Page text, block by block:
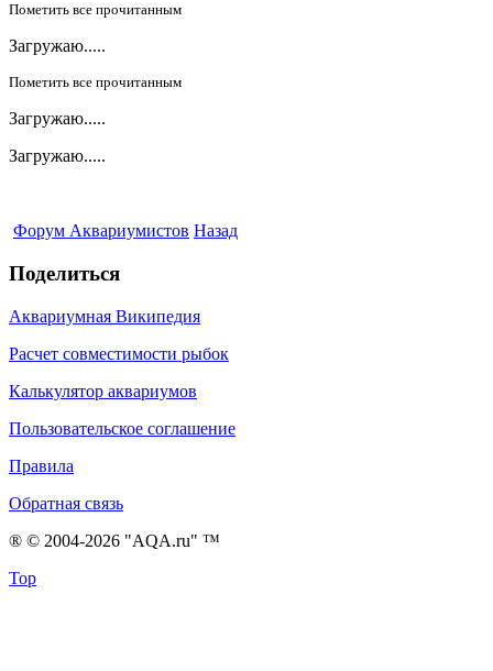
Пометить все прочитанным
Загружаю.....
Пометить все прочитанным
Загружаю.....
Загружаю.....
Форум Аквариумистов Назад
Поделиться
Аквариумная Википедия
Расчет совместимости рыбок
Калькулятор аквариумов
Пользовательское соглашение
Правила
Обратная связь
® © 2004-2026 "AQA.ru" ™
Top